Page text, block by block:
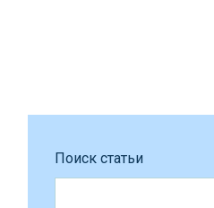
Поиск статьи